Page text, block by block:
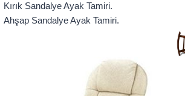
Kırık Sandalye Ayak Tamiri.
Ahşap Sandalye Ayak Tamiri.